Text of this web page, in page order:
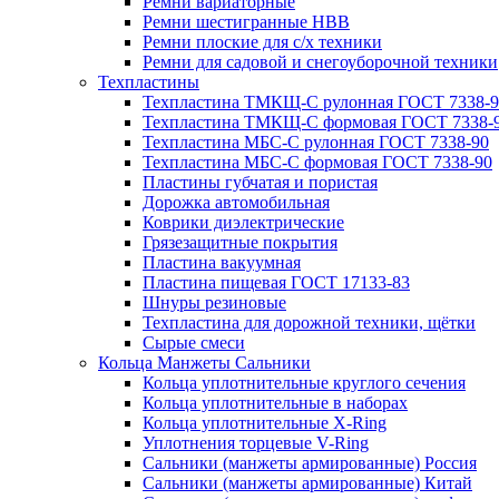
Ремни шестигранные HBB
Ремни плоские для с/х техники
Ремни для садовой и снегоуборочной техники
Техпластины
Техпластина ТМКЩ-С рулонная ГОСТ 7338-
Техпластина ТМКЩ-С формовая ГОСТ 7338-
Техпластина МБС-С рулонная ГОСТ 7338-90
Техпластина МБС-С формовая ГОСТ 7338-90
Пластины губчатая и пористая
Дорожка автомобильная
Коврики диэлектрические
Грязезащитные покрытия
Пластина вакуумная
Пластина пищевая ГОСТ 17133-83
Шнуры резиновые
Техпластина для дорожной техники, щётки
Сырые смеси
Кольца Манжеты Сальники
Кольца уплотнительные круглого сечения
Кольца уплотнительные в наборах
Кольца уплотнительные Х-Ring
Уплотнения торцевые V-Ring
Сальники (манжеты армированные) Россия
Сальники (манжеты армированные) Китай